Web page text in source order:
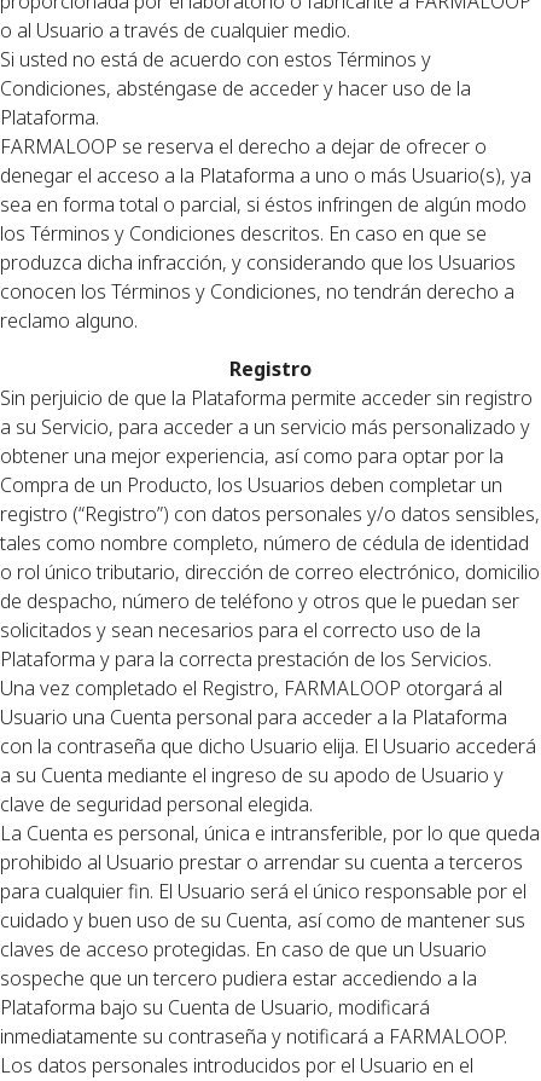
o al Usuario a través de cualquier medio.
Si usted no está de acuerdo con estos Términos y
Condiciones, absténgase de acceder y hacer uso de la
Plataforma.
FARMALOOP se reserva el derecho a dejar de ofrecer o
denegar el acceso a la Plataforma a uno o más Usuario(s), ya
sea en forma total o parcial, si éstos infringen de algún modo
los Términos y Condiciones descritos. En caso en que se
produzca dicha infracción, y considerando que los Usuarios
conocen los Términos y Condiciones, no tendrán derecho a
reclamo alguno.
Registro
Sin perjuicio de que la Plataforma permite acceder sin registro
a su Servicio, para acceder a un servicio más personalizado y
obtener una mejor experiencia, así como para optar por la
Compra de un Producto, los Usuarios deben completar un
registro (“Registro”) con datos personales y/o datos sensibles,
tales como nombre completo, número de cédula de identidad
o rol único tributario, dirección de correo electrónico, domicilio
de despacho, número de teléfono y otros que le puedan ser
solicitados y sean necesarios para el correcto uso de la
Plataforma y para la correcta prestación de los Servicios.
Una vez completado el Registro, FARMALOOP otorgará al
Usuario una Cuenta personal para acceder a la Plataforma
con la contraseña que dicho Usuario elija. El Usuario accederá
a su Cuenta mediante el ingreso de su apodo de Usuario y
clave de seguridad personal elegida.
La Cuenta es personal, única e intransferible, por lo que queda
prohibido al Usuario prestar o arrendar su cuenta a terceros
para cualquier fin. El Usuario será el único responsable por el
cuidado y buen uso de su Cuenta, así como de mantener sus
claves de acceso protegidas. En caso de que un Usuario
sospeche que un tercero pudiera estar accediendo a la
Plataforma bajo su Cuenta de Usuario, modificará
inmediatamente su contraseña y notificará a FARMALOOP.
Los datos personales introducidos por el Usuario en el